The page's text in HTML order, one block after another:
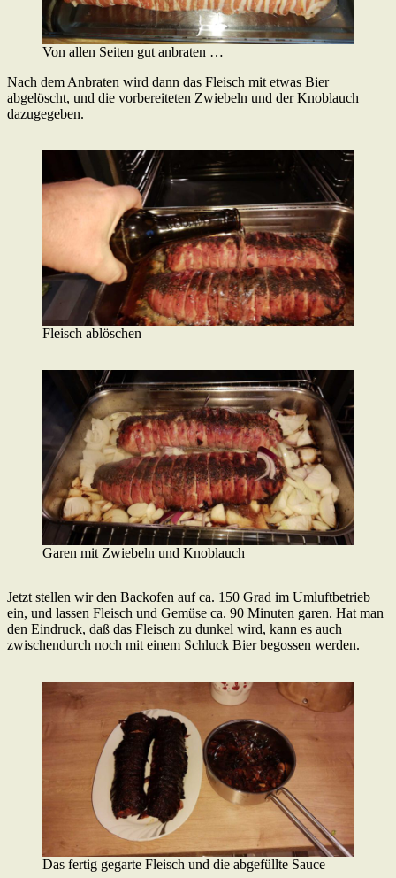
Von allen Seiten gut anbraten …
Nach dem Anbraten wird dann das Fleisch mit etwas Bier
abgelöscht, und die vorbereiteten Zwiebeln und der Knoblauch
dazugegeben.
Fleisch ablöschen
Garen mit Zwiebeln und Knoblauch
Jetzt stellen wir den Backofen auf ca. 150 Grad im Umluftbetrieb
ein, und lassen Fleisch und Gemüse ca. 90 Minuten garen. Hat man
den Eindruck, daß das Fleisch zu dunkel wird, kann es auch
zwischendurch noch mit einem Schluck Bier begossen werden.
Das fertig gegarte Fleisch und die abgefüllte Sauce